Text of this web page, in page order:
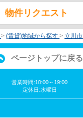
物件リクエスト
> (賃貸)地域から探す > 立川市
ページトップに戻る
営業時間:10:00～19:00
定休日:水曜日